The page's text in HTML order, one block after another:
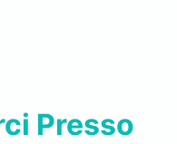
Presso